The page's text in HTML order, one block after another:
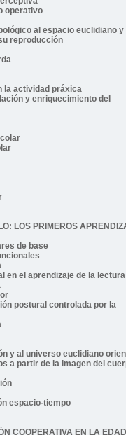
operativo
al espacio euclidiano
reproducción
la actividad práxica
y enriquecimiento del
LOS PRIMEROS
de base
en el aprendizaje de la
postural controlada por la
y al universo euclidiano
a partir de la imagen del
espacio-tiempo
COOPERATIVA EN LA